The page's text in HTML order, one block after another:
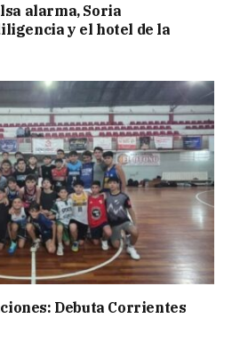
alarma, Soria
y el hotel de la
Debuta Corrientes